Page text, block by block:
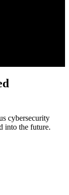
cybersecurity
into the future.